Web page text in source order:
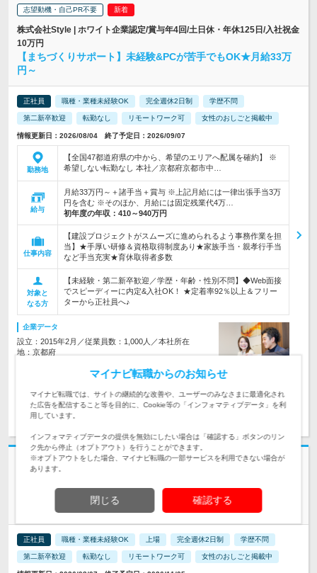
志望動機・自己PR不要
株式会社Style | ホワイト企業認定/賞与年4回/土日休・年休125日/入社祝金
10万円
【まちづくりサポート】未経験&PCが苦手でもOK★月給33万
円～
正社員 職種・業種未経験OK 完全週休2日制 学歴不問
第二新卒歓迎 転勤なし リモートワーク可 女性のおしごと掲載中
情報更新日：2026/08/04 終了予定日：2026/09/07
勤務地
【全国47都道府県の中から、希望のエリアへ配属を確約】 ※
希望しない転勤なし 本社／京都府京都市中…
給与
月給33万円～＋諸手当＋賞与 ※上記月給には一律出張手当3万
円を含む ※そのほか、月給には固定残業代4万…
初年度の年収： 410～940万円
仕事内容
【建設プロジェクトがスムーズに進められるよう事務作業を担
当】★手厚い研修＆資格取得制度あり★家族手当・親孝行手当
など手当充実★育休取得者多数
対象と
なる方
【未経験・第二新卒歓迎／学歴・年齢・性別不問】◆Web面接
でスピーディーに内定&入社OK！ ★定着率92％以上＆フリー
ターから正社員へ♪
企業データ
設立：2015年2月／従業員数：1,000人／本社所在
地：京都府
求人詳細を見る 気になる
志望動機・自己PR不要
【ITエンジニア】未経験歓迎■研修4ヶ月■残業10.2h
正社員 職種・業種未経験OK 上場 完全週休2日制 学歴不問
第二新卒歓迎 転勤なし リモートワーク可 女性のおしごと掲載中
マイナビ転職からのお知らせ
マイナビ転職では、サイトの継続的な改善や、ユーザーのみなさまに最適化され
た広告を配信すること等を目的に、Cookie等の「インフォマティブデータ」を利
用しています。
インフォマティブデータの提供を無効にしたい場合は「確認する」ボタンのリン
ク先から停止（オプトアウト）を行うことができます。
※オプトアウトをした場合、マイナビ転職の一部サービスを利用できない場合が
あります。
閉じる 確認する